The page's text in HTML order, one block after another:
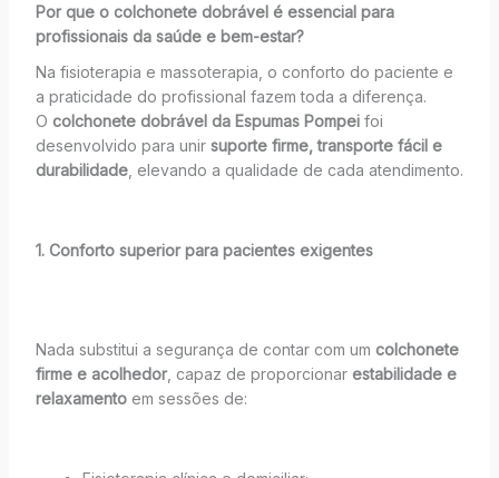
Por que o colchonete dobrável é essencial para
profissionais da saúde e bem-estar?
Na fisioterapia e massoterapia, o conforto do paciente e
a praticidade do profissional fazem toda a diferença.
O colchonete dobrável da Espumas Pompeifoi
desenvolvido para unir suporte firme, transporte fácil e
durabilidade, elevando a qualidade de cada atendimento.
1. Conforto superior para pacientes exigentes
Nada substitui a segurança de contar com um colchonete
firme e acolhedor, capaz de proporcionar estabilidade e
relaxamentoem sessões de: